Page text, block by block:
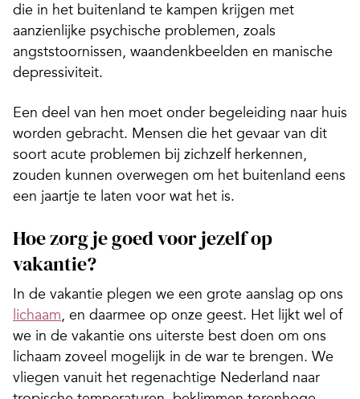
die in het buitenland te kampen krijgen met
aanzienlijke psychische problemen, zoals
angststoornissen, waandenkbeelden en manische
depressiviteit.
Een deel van hen moet onder begeleiding naar huis
worden gebracht. Mensen die het gevaar van dit
soort acute problemen bij zichzelf herkennen,
zouden kunnen overwegen om het buitenland eens
een jaartje te laten voor wat het is.
Hoe zorg je goed voor jezelf op
vakantie?
In de vakantie plegen we een grote aanslag op ons
lichaam, en daarmee op onze geest. Het lijkt wel of
we in de vakantie ons uiterste best doen om ons
lichaam zoveel mogelijk in de war te brengen. We
vliegen vanuit het regenachtige Nederland naar